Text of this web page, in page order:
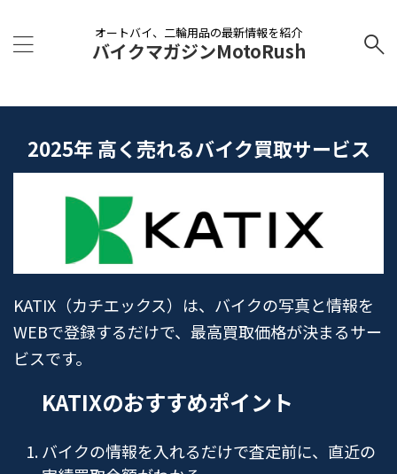
オートバイ、二輪用品の最新情報を紹介
バイクマガジンMotoRush
2025年 高く売れるバイク買取サービス
KATIX（カチエックス）は、バイクの写真と情報を
WEBで登録するだけで、最高買取価格が決まるサー
ビスです。
KATIXのおすすめポイント
バイクの情報を入れるだけで査定前に、直近の